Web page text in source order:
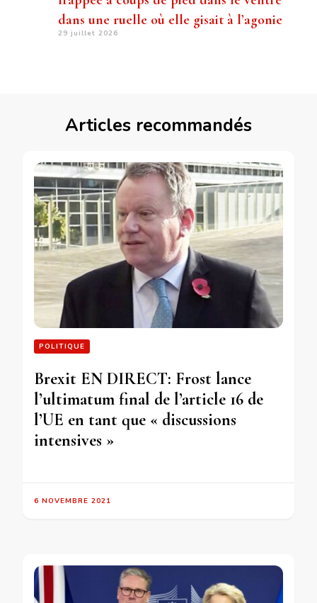
dans une ruelle où elle gisait à l’agonie
29 juillet 2026
Articles recommandés
POLITIQUE
Brexit EN DIRECT: Frost lance
l’ultimatum final de l’article 16 de
l’UE en tant que « discussions
intensives »
6 NOVEMBRE 2021